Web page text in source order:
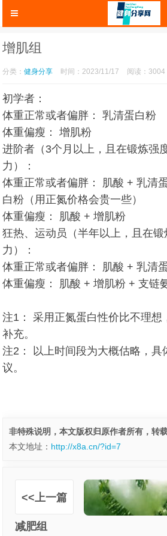
增肌组
分类：健身分享 时间：2023/11/17 阅读：3004
初学者：
体重正常或者偏胖： 乳清蛋白粉
体重偏瘦： 增肌粉
进阶者（3个月以上，且在锻炼强
力）：
体重正常或者偏胖： 肌酸 + 乳清
白粉（用正氮价格会贵一些）
体重偏瘦： 肌酸 + 增肌粉
狂热、运动员（半年以上，且在
力）：
体重正常或者偏胖： 肌酸 + 乳清
体重偏瘦： 肌酸 + 增肌粉 + 支链
注1：
采用正氮蛋白性价比不理想
补充。
注2：
以上时间段为大概估略，具
议。
非特殊说明，本文版权归原作者所有，转
本文地址： http://x8a.cn/?id=7
<<上一篇
减肥组